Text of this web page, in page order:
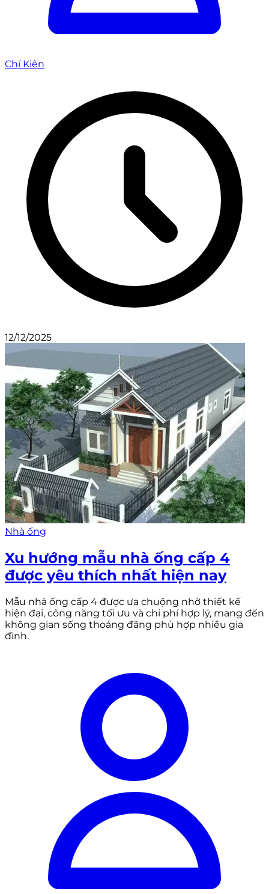
Chí Kiên
12/12/2025
Nhà ống
Xu hướng mẫu nhà ống cấp 4
được yêu thích nhất hiện nay
Mẫu nhà ống cấp 4 được ưa chuộng nhờ thiết kế
hiện đại, công năng tối ưu và chi phí hợp lý, mang đến
không gian sống thoáng đãng phù hợp nhiều gia
đình.